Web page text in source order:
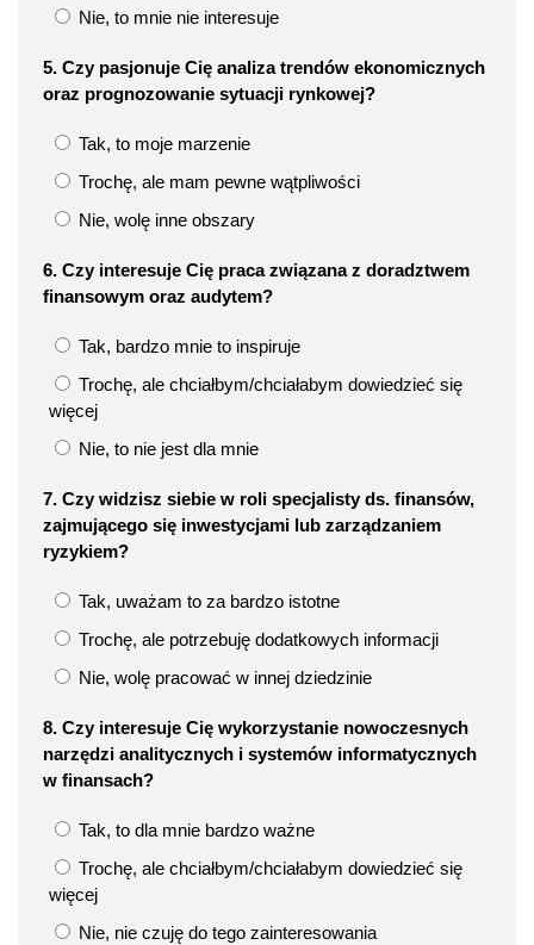
Nie, to mnie nie interesuje
5. Czy pasjonuje Cię analiza trendów ekonomicznych
oraz prognozowanie sytuacji rynkowej?
Tak, to moje marzenie
Trochę, ale mam pewne wątpliwości
Nie, wolę inne obszary
6. Czy interesuje Cię praca związana z doradztwem
finansowym oraz audytem?
Tak, bardzo mnie to inspiruje
Trochę, ale chciałbym/chciałabym dowiedzieć się
więcej
Nie, to nie jest dla mnie
7. Czy widzisz siebie w roli specjalisty ds. finansów,
zajmującego się inwestycjami lub zarządzaniem
ryzykiem?
Tak, uważam to za bardzo istotne
Trochę, ale potrzebuję dodatkowych informacji
Nie, wolę pracować w innej dziedzinie
8. Czy interesuje Cię wykorzystanie nowoczesnych
narzędzi analitycznych i systemów informatycznych
w finansach?
Tak, to dla mnie bardzo ważne
Trochę, ale chciałbym/chciałabym dowiedzieć się
więcej
Nie, nie czuję do tego zainteresowania